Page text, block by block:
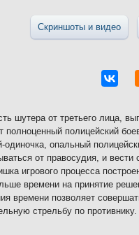
Скриншоты и видео
шутера от третьего лица,
полноценный полицейский
одиночка, опальный
от правосудия, и
игрового процесса
времени на принятие
времени позволяет
стрельбу по противнику.